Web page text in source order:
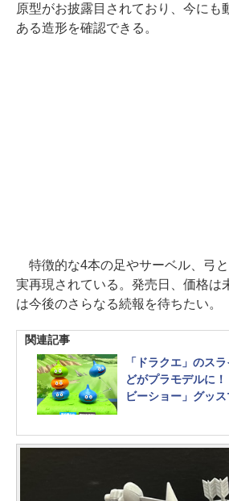
原型がお披露目されており、今にも
ある造形を確認できる。
特徴的な4本の足やサーベル、弓
実再現されている。発売日、価格は
は今後のさらなる続報を待ちたい。
関連記事
「ドラクエ」のス
どがプラモデルに
ビーショー」グッ